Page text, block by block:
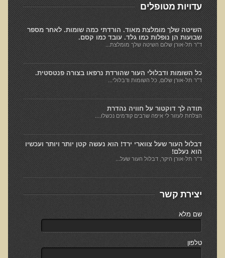
ספרים מאת ד"ר תל-אורן
האמת על המזון
ספרים בשיתוף ד"ר תל-אורן
בלי ריטלין
רגישות לגלוטן
בטן של חיטה
לא לסוכרת
הגיגים מד"ר תל-אורן
החוויה המשותפת עם גארי יורופסקי
ד"ר תל-אורן בעיתונות
בטן מלאה - מזון מהחי כן או לא?
רפואה פונקציונאלית - הדבר החם הבא
הויכוח הגדול על חלבון מהחי
שאלות ותשובות
עדויות מטופלים
השיטה שלך מומלצת מאוד. הורדתי כמה שומות. לאחר מספר
שבועות הן נופלות כמו גלד. עובד כמו קסם.
ד"ר תל-אורן שלום השיטה שלך מומלצת...
כל השומות ודבלולי העור שהורדת נרפאו בצורה פנטסטית.
ד"ר תל-אורן שלום, כל השומות ודבלולי...
תודה לך דוקטור על חוויה נהדרת
הצלחת לעזור לי איפה שרבים קודמים נכשלו....
דבלול העור שעל צווארי ירד! הוא נעשה קטן יותר ויותר ועכשיו
הוא נעלם!
ד"ר תל-אורן היקר, דבלול העור שעל...
יצירת קשר
שם מלא
טלפון